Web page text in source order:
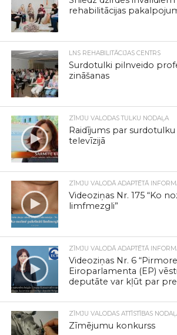
rehabilitācijas
LNS REHABILITĀCIJAS CENTRS
Surdotulki pilnveido
zināšanas
ZĪMJU VALODAS TULKU NODAĻA
Raidījums par
televīzijā
ZĪMJU VALODĀ ADAPTĒTĀ
Videoziņas Nr. 175 “Ko
limfmezgli”
ZĪMJU VALODĀ ADAPTĒTĀ
Videoziņas Nr. 6
Eiroparlamenta (EP)
deputāte var kļūt par
ZĪMJU VALODAS ATTĪSTĪBAS
Zīmējumu konkurss